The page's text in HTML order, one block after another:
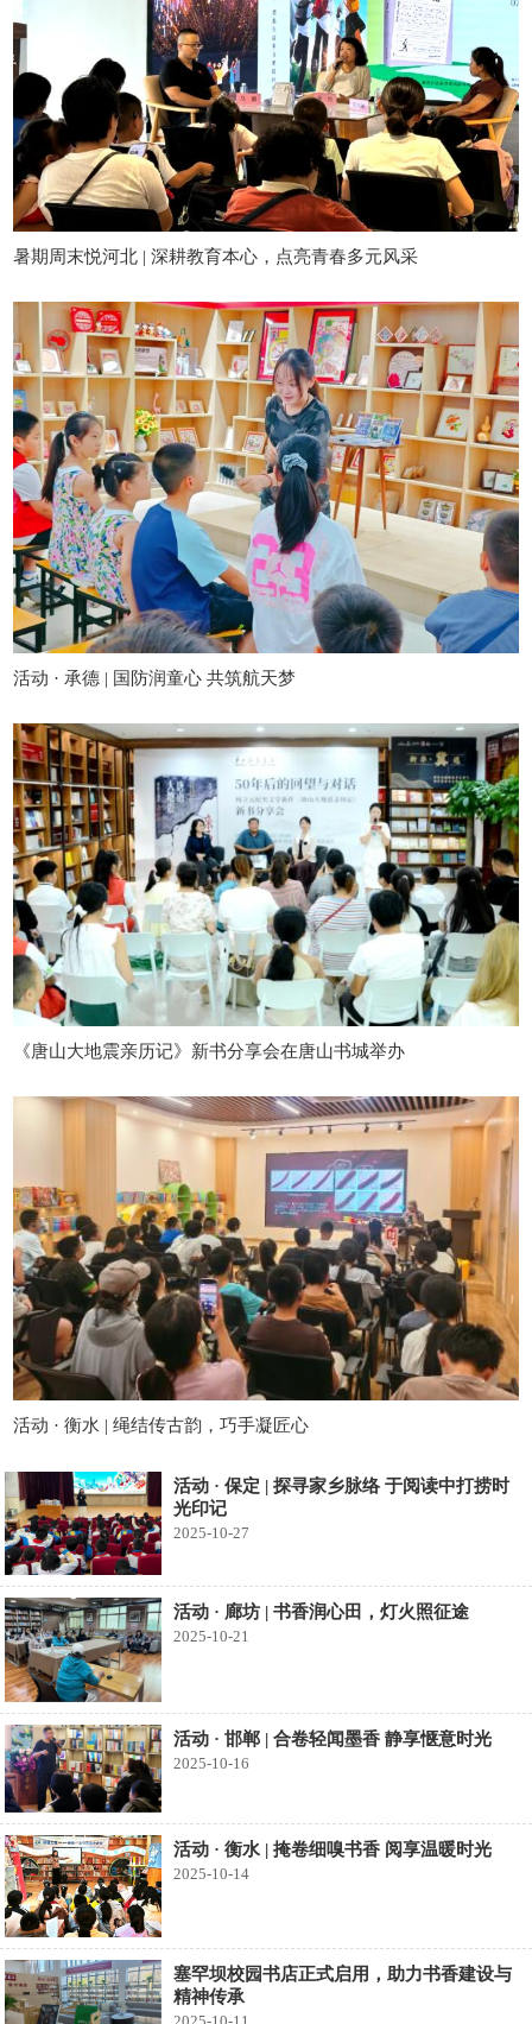
暑期周末悦河北 | 深耕教育本心，点亮青春多元风采
活动 · 承德 | 国防润童心 共筑航天梦
《唐山大地震亲历记》新书分享会在唐山书城举办
活动 · 衡水 | 绳结传古韵，巧手凝匠心
活动 · 保定 | 探寻家乡脉络 于阅读中打捞时
光印记
2025-10-27
活动 · 廊坊 | 书香润心田，灯火照征途
2025-10-21
活动 · 邯郸 | 合卷轻闻墨香 静享惬意时光
2025-10-16
活动 · 衡水 | 掩卷细嗅书香 阅享温暖时光
2025-10-14
塞罕坝校园书店正式启用，助力书香建设与
精神传承